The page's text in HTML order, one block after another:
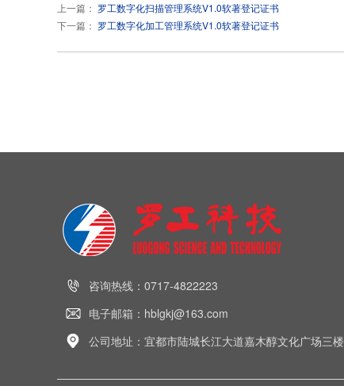
上一篇： 罗工数字化扫描管理系统V1.0软著登记证书
下一篇： 罗工数字化加工管理系统V1.0软著登记证书
咨询热线：0717-4822223
电子邮箱：hblgkj@163.com
公司地址：宜都市陆城长江大道嘉木醇文化广场三楼